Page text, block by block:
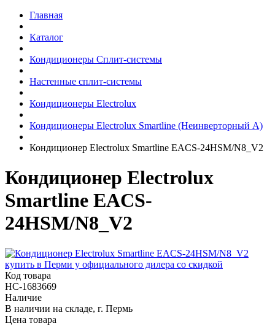
Главная
Каталог
Кондиционеры Сплит-системы
Настенные сплит-системы
Кондиционеры Electrolux
Кондиционеры Electrolux Smartline (Неинверторный А)
Кондиционер Electrolux Smartline EACS-24HSM/N8_V2
Кондиционер Electrolux
Smartline EACS-
24HSM/N8_V2
Код товара
НС-1683669
Наличие
В наличии на складе, г. Пермь
Цена товара